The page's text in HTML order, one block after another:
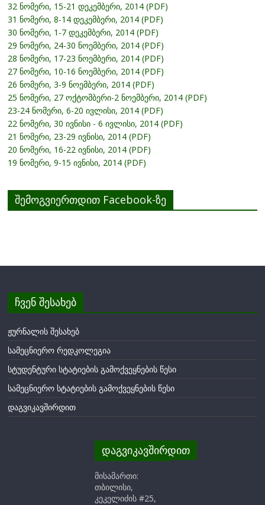
32 ნომერი, 15-21 დეკემბერი, 2014 (PDF)
31 ნომერი, 8-14 დეკემბერი, 2014 (PDF)
30 ნომერი, 1-7 დეკემბერი, 2014 (PDF)
29 ნომერი, 24-30 ნოემბერი, 2014 (PDF)
28 ნომერი, 17-23 ნოემბერი, 2014 (PDF)
27 ნომერი, 10-16 ნოემბერი, 2014 (PDF)
26 ნომერი, 3-9 ნოემბერი, 2014 (PDF)
25 ნომერი, 27 ოქტომბერი-2 ნოემბერი, 2014 (PDF)
23-24 ნომერი, 6-20 ივლისი, 2014 (PDF)
22 ნომერი, 30 ივნისი - 6 ივლისი, 2014 (PDF)
21 ნომერი, 23-29 ივნისი, 2014 (PDF)
20 ნომერი, 16-22 ივნისი, 2014 (PDF)
19 ნომერი, 9-15 ივნისი, 2014 (PDF)
შემოგვიერთდით Facebook-ზე
ჩვენ შესახებ
ჟურნალის შესახებ
სამეცნიერო რედკოლეგია
სტუდენტური სტატიების გამოქვეყნების წესი
სამეცნიერო სტატიების გამოქვეყნების წესი
დაგვიკავშირდით
დაგვიკავშირდით
მისამართი:
თბილისი,
კეკელიძის #25,